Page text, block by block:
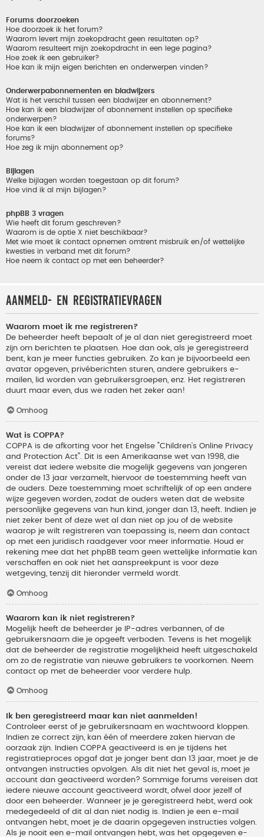
Forums doorzoeken
Hoe doorzoek ik het forum?
Waarom levert mijn zoekopdracht geen resultaten op?
Waarom resulteert mijn zoekopdracht in een lege pagina?
Hoe zoek ik een gebruiker?
Hoe kan ik mijn eigen berichten en onderwerpen vinden?
Onderwerpabonnementen en bladwijzers
Wat is het verschil tussen een bladwijzer en abonnement?
Hoe kan ik een bladwijzer of abonnement instellen op specifieke
onderwerpen?
Hoe kan ik een bladwijzer of abonnement instellen op specifieke
forums?
Hoe zeg ik mijn abonnement op?
Bijlagen
Welke bijlagen worden toegestaan op dit forum?
Hoe vind ik al mijn bijlagen?
phpBB 3 vragen
Wie heeft dit forum geschreven?
Waarom is de optie X niet beschikbaar?
Met wie moet ik contact opnemen omtrent misbruik en/of wettelijke
kwesties in verband met dit forum?
Hoe neem ik contact op met een beheerder?
Aanmeld- en registratievragen
Waarom moet ik me registreren?
De beheerder heeft bepaalt of je al dan niet geregistreerd moet
zijn om berichten te plaatsen. Hoe dan ook, als je geregistreerd
bent, kan je meer functies gebruiken. Zo kan je bijvoorbeeld een
avatar opgeven, privéberichten sturen, andere gebruikers e-
mailen, lid worden van gebruikersgroepen, enz. Het registreren
duurt maar even, dus we raden het zeker aan!
Omhoog
Wat is COPPA?
COPPA is de afkorting voor het Engelse "Children’s Online Privacy
and Protection Act". Dit is een Amerikaanse wet van 1998, die
vereist dat iedere website die mogelijk gegevens van jongeren
onder de 13 jaar verzamelt, hiervoor de toestemming heeft van
de ouders. Deze toestemming moet schriftelijk of op een andere
wijze gegeven worden, zodat de ouders weten dat de website
persoonlijke gegevens van hun kind, jonger dan 13, heeft. Indien je
niet zeker bent of deze wet al dan niet op jou of de website
waarop je wilt registreren van toepassing is, neem dan contact
op met een juridisch raadgever voor meer informatie. Houd er
rekening mee dat het phpBB team geen wettelijke informatie kan
verschaffen en ook niet het aanspreekpunt is voor deze
wetgeving, tenzij dit hieronder vermeld wordt.
Omhoog
Waarom kan ik niet registreren?
Mogelijk heeft de beheerder je IP-adres verbannen, of de
gebruikersnaam die je opgeeft verboden. Tevens is het mogelijk
dat de beheerder de registratie mogelijkheid heeft uitgeschakeld
om zo de registratie van nieuwe gebruikers te voorkomen. Neem
contact op met de beheerder voor verdere hulp.
Omhoog
Ik ben geregistreerd maar kan niet aanmelden!
Controleer eerst of je gebruikersnaam en wachtwoord kloppen.
Indien ze correct zijn, kan één of meerdere zaken hiervan de
oorzaak zijn. Indien COPPA geactiveerd is en je tijdens het
registratieproces opgaf dat je jonger bent dan 13 jaar, moet je de
ontvangen instructies opvolgen. Als dit niet het geval is, moet je
account dan geactiveerd worden? Sommige forums vereisen dat
iedere nieuwe account geactiveerd wordt, ofwel door jezelf of
door een beheerder. Wanneer je je geregistreerd hebt, werd ook
medegedeeld of dit al dan niet nodig is. Indien je een e-mail
ontvangen hebt, moet je de daarin opgegeven instructies volgen.
Als je nooit een e-mail ontvangen hebt, was het opgegeven e-